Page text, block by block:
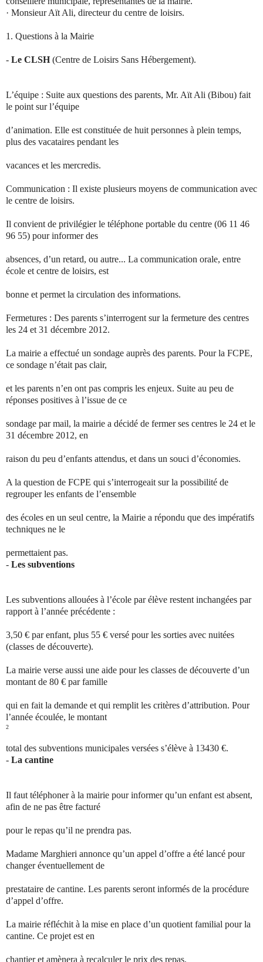
· Monsieur Aït Ali, directeur du centre de loisirs.
1. Questions à la Mairie
- Le CLSH(Centre de Loisirs Sans Hébergement).
L’équipe : Suite aux questions des parents, Mr. Aït Ali (Bibou) fait
le point sur l’équipe
d’animation. Elle est constituée de huit personnes à plein temps,
plus des vacataires pendant les
vacances et les mercredis.
Communication : Il existe plusieurs moyens de communication avec
le centre de loisirs.
Il convient de privilégier le téléphone portable du centre (06 11 46
96 55) pour informer des
absences, d’un retard, ou autre... La communication orale, entre
école et centre de loisirs, est
bonne et permet la circulation des informations.
Fermetures : Des parents s’interrogent sur la fermeture des centres
les 24 et 31 décembre 2012.
La mairie a effectué un sondage auprès des parents. Pour la FCPE,
ce sondage n’était pas clair,
et les parents n’en ont pas compris les enjeux. Suite au peu de
réponses positives à l’issue de ce
sondage par mail, la mairie a décidé de fermer ses centres le 24 et le
31 décembre 2012, en
raison du peu d’enfants attendus, et dans un souci d’économies.
A la question de FCPE qui s’interrogeait sur la possibilité de
regrouper les enfants de l’ensemble
des écoles en un seul centre, la Mairie a répondu que des impératifs
techniques ne le
permettaient pas.
- Les subventions
Les subventions allouées à l’école par élève restent inchangées par
rapport à l’année précédente :
3,50 € par enfant, plus 55 € versé pour les sorties avec nuitées
(classes de découverte).
La mairie verse aussi une aide pour les classes de découverte d’un
montant de 80 € par famille
qui en fait la demande et qui remplit les critères d’attribution. Pour
l’année écoulée, le montant
2
total des subventions municipales versées s’élève à 13430 €.
- La cantine
Il faut téléphoner à la mairie pour informer qu’un enfant est absent,
afin de ne pas être facturé
pour le repas qu’il ne prendra pas.
Madame Marghieri annonce qu’un appel d’offre a été lancé pour
changer éventuellement de
prestataire de cantine. Les parents seront informés de la procédure
d’appel d’offre.
La mairie réfléchit à la mise en place d’un quotient familial pour la
cantine. Ce projet est en
chantier et amènera à recalculer le prix des repas.